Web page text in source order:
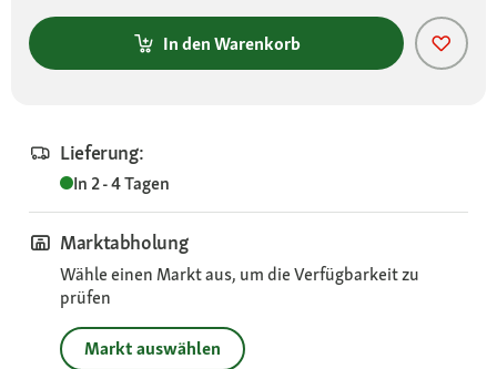
In den Warenkorb
Lieferung:
In 2 - 4 Tagen
Marktabholung
Wähle einen Markt aus, um die Verfügbarkeit zu
prüfen
Markt auswählen